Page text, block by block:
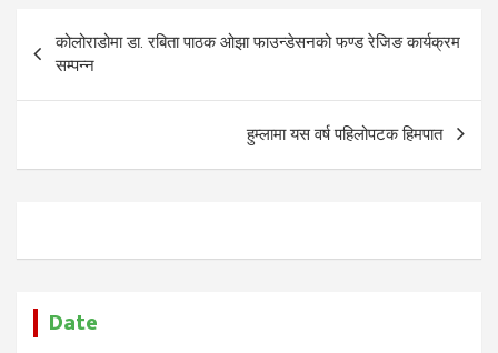
Post
navigation
कोलोराडोमा डा. रबिता पाठक ओझा फाउन्डेसनको फण्ड रेजिङ कार्यक्रम
सम्पन्न
हुम्लामा यस वर्ष पहिलोपटक हिमपात
Date